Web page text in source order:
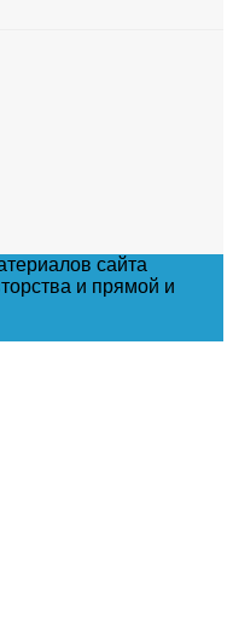
сайта
и прямой и